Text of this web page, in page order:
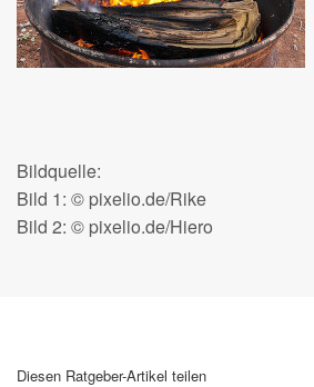
Bildquelle:
Bild 1: © pixelio.de/Rike
Bild 2: © pixelio.de/Hiero
Diesen Ratgeber-Artikel teilen